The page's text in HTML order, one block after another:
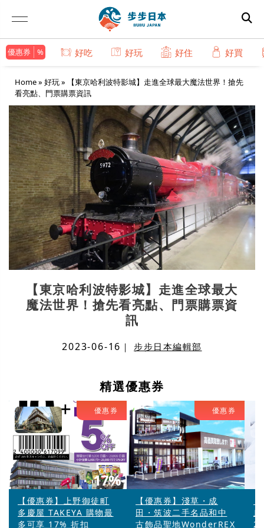
優惠券 好吃 好玩 好住 好買
Home» 好玩» 【東京哈利波特影城】走進全球最大魔法世界！搶先
看亮點、門票購票資訊
【東京哈利波特影城】走進全球最大
魔法世界！搶先看亮點、門票購票資
訊
2023-06-16 ｜ 步步日本編輯部
精選優惠券
17%
優惠券
【優惠券】上野御徒町
多慶屋 TAKEYA 購物最
多可享 17% 折扣
優惠券
【優惠券】淺草・成
田・筑波二手名品和中
古飾品聖地WonderREX